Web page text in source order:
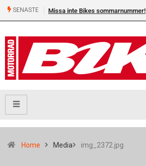
SENASTE Missa inte Bikes sommarnummer!
Home Media img_2372.jpg